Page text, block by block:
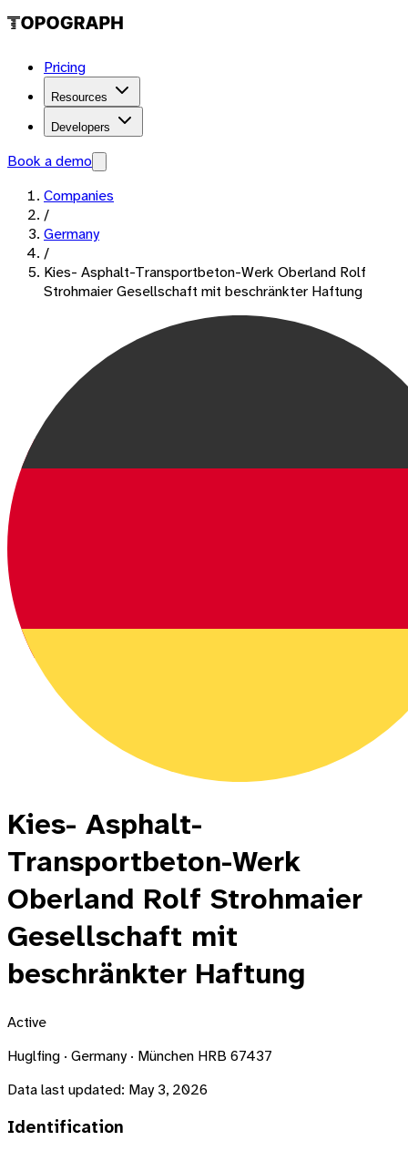
Pricing
Resources
Developers
Book a demo
Companies
/
Germany
/
Kies- Asphalt-Transportbeton-Werk Oberland Rolf
Strohmaier Gesellschaft mit beschränkter Haftung
Kies- Asphalt-
Transportbeton-Werk
Oberland Rolf Strohmaier
Gesellschaft mit
beschränkter Haftung
Active
Huglfing · Germany · München HRB 67437
Data last updated: May 3, 2026
Identification